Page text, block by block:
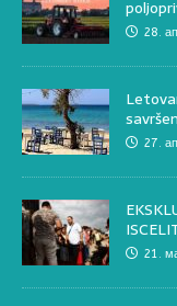
28.
27.
21.